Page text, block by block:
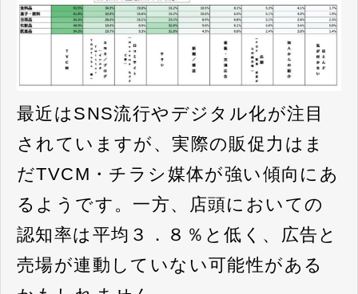
最近はSNS流行やデジタル化が注目
されていますが、実際の販促力はま
だTVCM・チラシ媒体が強い傾向にあ
るようです。一方、店頭においての
認知率は平均３．８％と低く、広告と
売場が連動していない可能性がある